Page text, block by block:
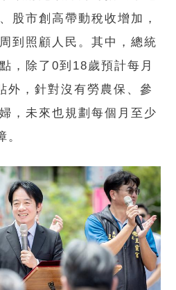
股市創高帶動稅收增加，
到照顧人民。其中，總統
，除了0到18歲預計每月
外，針對沒有勞農保、參
，未來也規劃每個月至少
。